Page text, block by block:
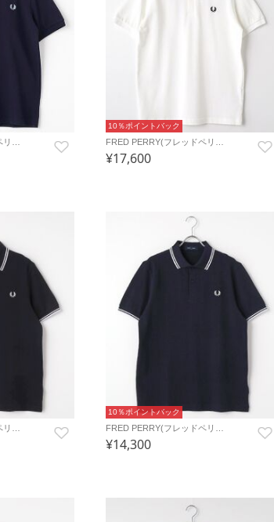
リ…
10％ポイントバック
FRED PERRY(フレッドペリ…
¥17,600
リ…
10％ポイントバック
FRED PERRY(フレッドペリ…
¥14,300